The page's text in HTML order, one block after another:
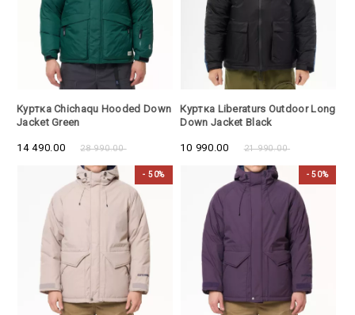
Куртка Chichaqu Hooded Down
Jacket Green
28 990.00
14 490.00
Куртка Liberaturs Outdoor Long
Down Jacket Black
21 990.00
10 990.00
- 50% - 50%